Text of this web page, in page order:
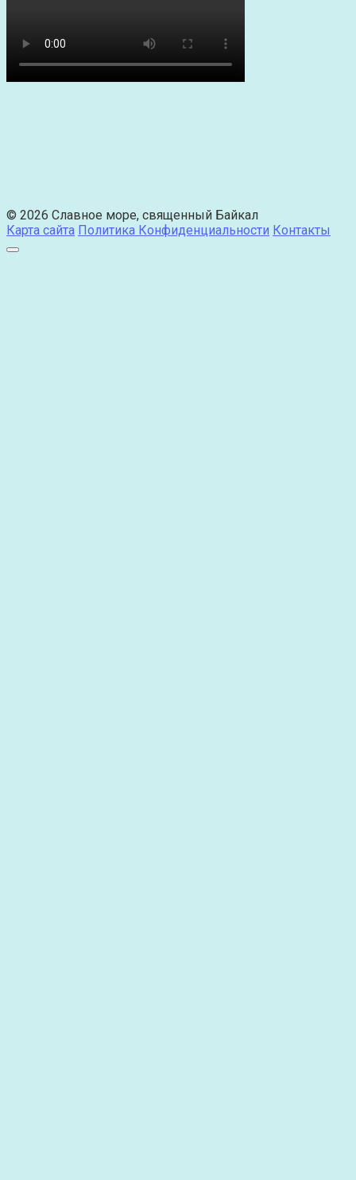
© 2026 Славное море, священный Байкал
Карта сайта Политика Конфиденциальности Контакты